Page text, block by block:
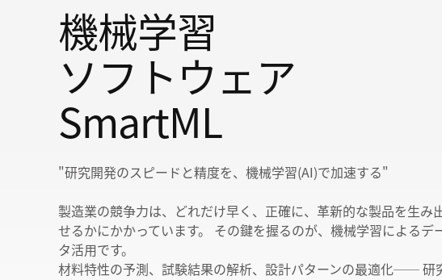
農業・畜産
ヘルスケア・医薬
インド
北米・中南米
機械学習
ソフトウェア
SmartML
"研究開発のスピードと精度を、機械学習(AI)で加速する"
製造業の競争力は、どれだけ早く、正確に、革新的な製品を生み
せるかにかかっています。 その鍵を握るのが、機械学習によるデ
タ活用です。
材料特性の予測、試験結果の解析、設計パターンの最適化── 研